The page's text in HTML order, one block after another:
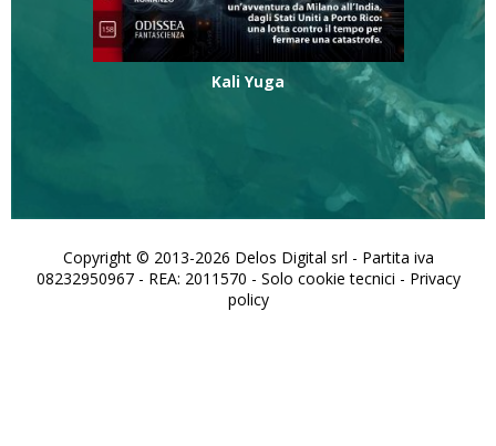
Kali Yuga
Copyright © 2013-2026 Delos Digital srl - Partita iva
08232950967 - REA: 2011570 - Solo cookie tecnici - Privacy
policy